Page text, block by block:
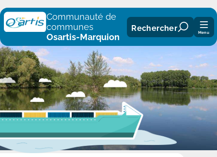
Panneau de gestion des cookies
Communauté de
communes
Osartis-Marquion
Rechercher Menu